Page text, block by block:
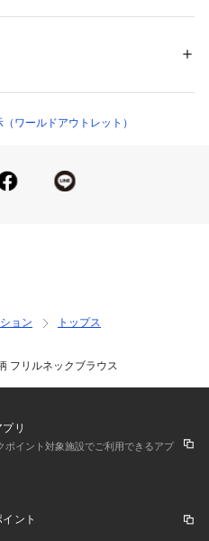
るため、インナーの着用をお
ララージサイズも展開してお
ワールドアウトレット）
ョン
トップス
フリルネックブラウス
リ
ポイント対象施設でご利用できるアプ
ント